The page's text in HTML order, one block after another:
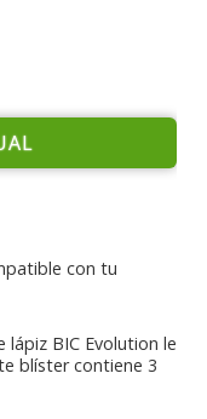
con tu
lápiz BIC Evolution le
blíster contiene 3